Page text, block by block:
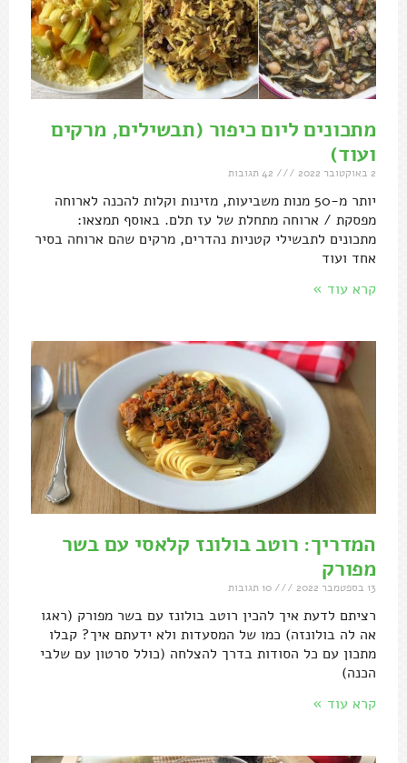
מתכונים ליום כיפור (תבשילים, מרקים
ועוד)
2 באוקטובר 2022
יותר מ-50 מנות משביעות, מזינות וקלות להכנה לארוחה
מפסקת / ארוחה מתחלת של עז תלם. באוסף תמצאו:
מתכונים לתבשילי קטניות נהדרים, מרקים שהם ארוחה בסיר
אחד ועוד
קרא עוד »
המדריך: רוטב בולונז קלאסי עם בשר
מפורק
13 בספטמבר 2022
רציתם לדעת איך להכין רוטב בולונז עם בשר מפורק (ראגו
אה לה בולונזה) כמו של המסעדות ולא ידעתם איך? קבלו
מתכון עם כל הסודות בדרך להצלחה (כולל סרטון עם שלבי
הכנה)
קרא עוד »